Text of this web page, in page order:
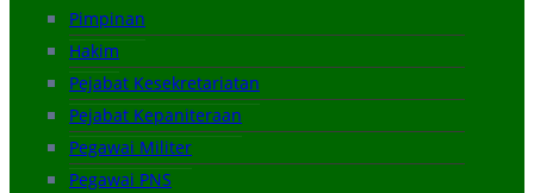
Pimpinan
Hakim
Pejabat Kesekretariatan
Pejabat Kepaniteraan
Pegawai Militer
Pegawai PNS